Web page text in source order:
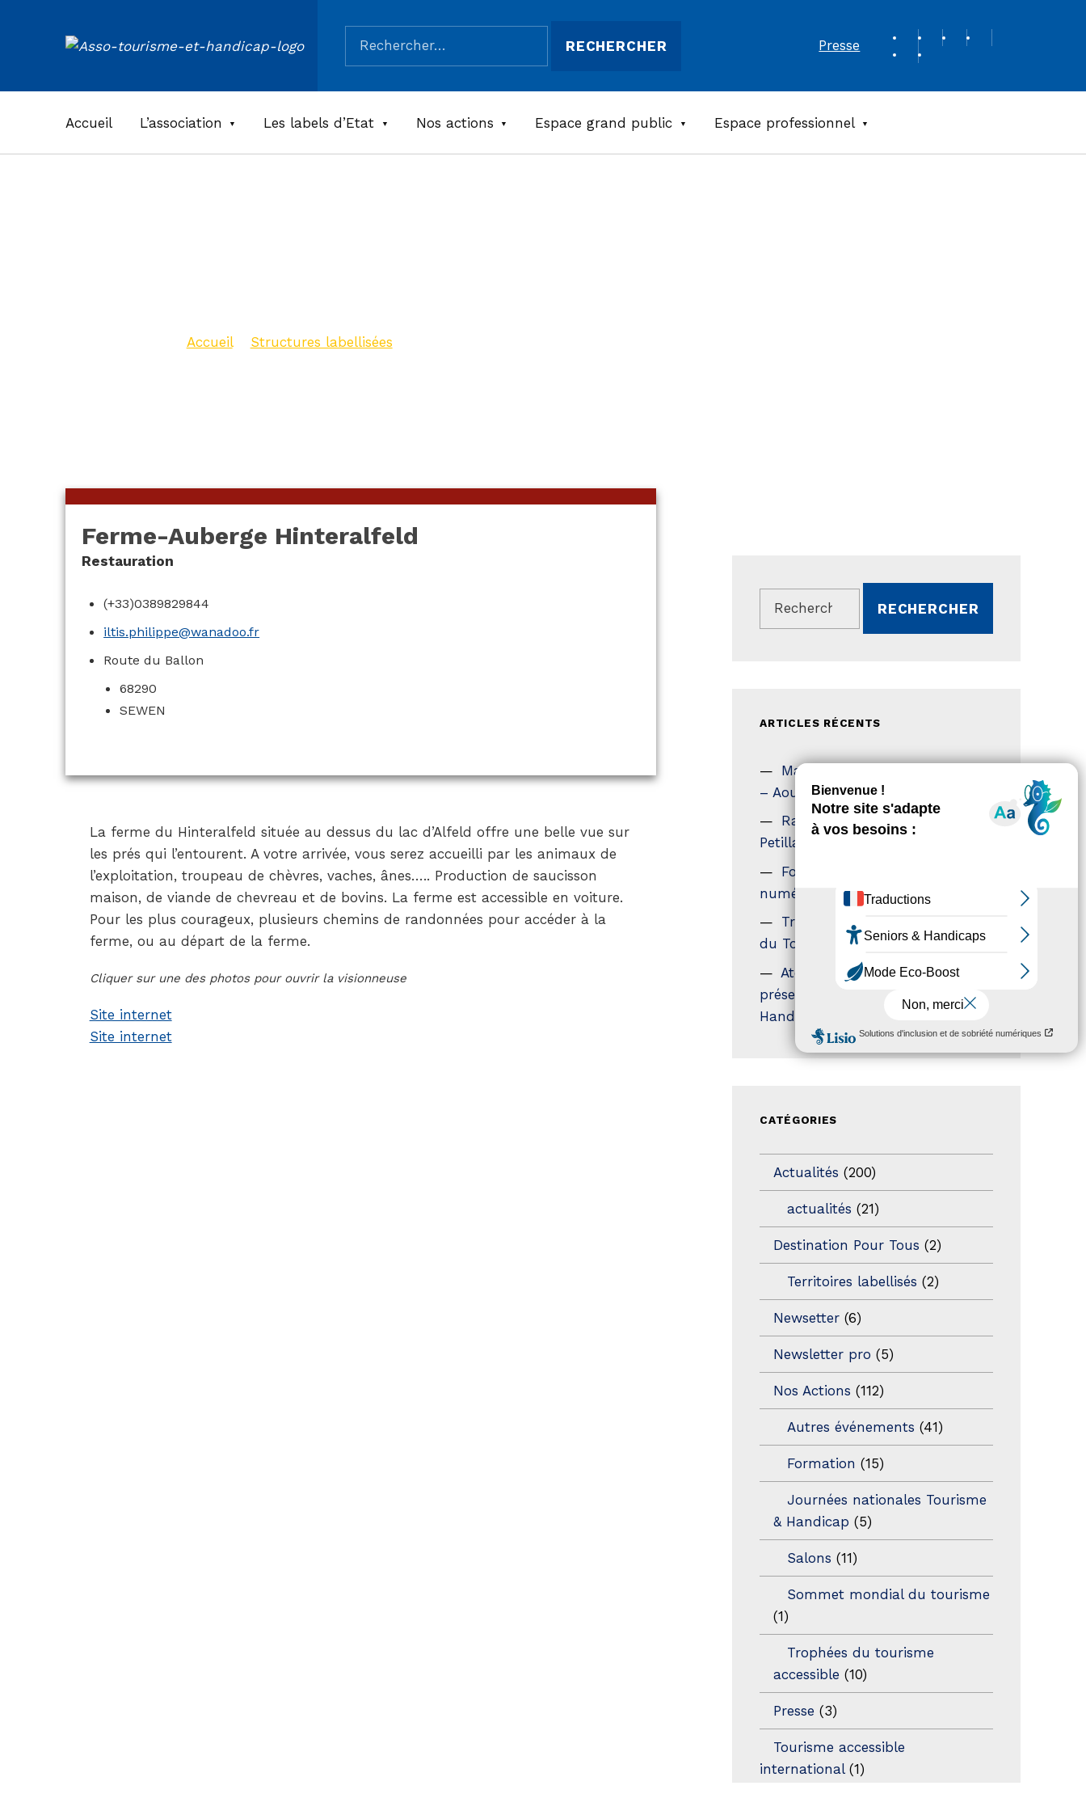
ASSOCIATION TOURISME ET HANDICAPS
Rechercher :
Presse
REVUE DE PRESSE
Accueil L’association Les labels d’Etat Nos actions Espace grand public Espace professionnel
Accueil> Structures labellisées
Ferme-Auberge Hinteralfeld
Restauration
(+33)0389829844
iltis.philippe@wanadoo.fr
Route du Ballon
68290
SEWEN
La ferme du Hinteralfeld située au dessus du lac d’Alfeld offre une belle vue sur
les prés qui l’entourent. A votre arrivée, vous serez accueilli par les animaux de
l’exploitation, troupeau de chèvres, vaches, ânes….. Production de saucisson
maison, de viande de chevreau et de bovins. La ferme est accessible en voiture.
Pour les plus courageux, plusieurs chemins de randonnées pour accéder à la
ferme, ou au départ de la ferme.
Cliquer sur une des photos pour ouvrir la visionneuse
Site internet
Site internet
Rechercher :
ARTICLES RÉCENTS
Magazine Tourisme Accessible
– Aout 2026
Rallye Aicha des Gazelles – Les
Petillantes
Formation Communication
numérique
Trophées Horizons – Acteurs
du Tourisme Durable
Atout France – flyer
présentation label Tourisme &
Handicap
CATÉGORIES
Actualités (200)
actualités (21)
Destination Pour Tous (2)
Territoires labellisés (2)
Newsetter (6)
Newsletter pro (5)
Nos Actions (112)
Autres événements (41)
Formation (15)
Journées nationales Tourisme
& Handicap (5)
Salons (11)
Sommet mondial du tourisme
(1)
Trophées du tourisme
accessible (10)
Presse (3)
Tourisme accessible
international(1)